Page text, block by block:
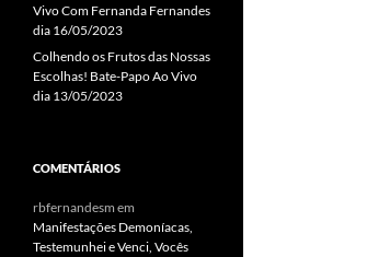
Vivo Com Fernanda Fernandes
dia 16/05/2023
Colhendo os Frutos das Nossas
Escolhas! Bate-Papo Ao Vivo
dia 13/05/2023
COMENTÁRIOS
rbfernandesm em
Manifestações Demoníacas,
Testemunhei e Venci, Vocês